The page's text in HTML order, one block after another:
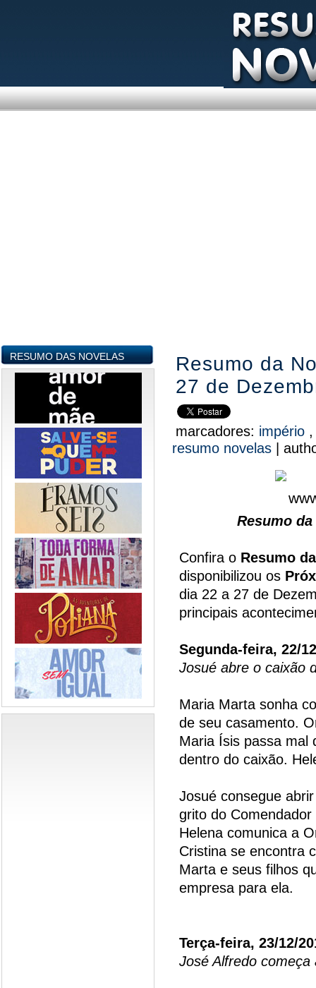
RESUMO DAS NOVELAS
Resumo da
27 de
marcadores: império
resumo novelas |
Resumo
Confira o Resumo
disponibilizou os
dia 22 a 27 de
principais
Segunda-feira, 22/
Josué abre o caixão
Maria Marta sonha
de seu casamento.
Maria Ísis passa mal
dentro do caixão.
Josué consegue
grito do
Helena comunica a
Cristina se encontra
Marta e seus filhos
empresa para ela.
Terça-feira, 23/12/
José Alfredo